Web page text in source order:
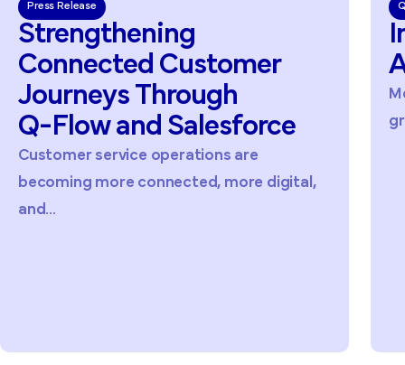
Press Release
Strengthening
Connected Customer
Journeys Through
Q-Flow and Salesforce
Customer service operations are
becoming more connected, more digital,
and...